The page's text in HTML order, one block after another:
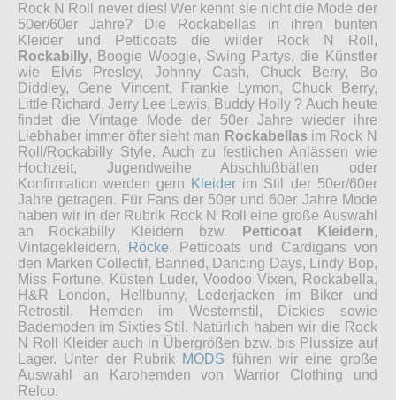
Rock N Roll never dies! Wer kennt sie nicht die Mode der
50er/60er Jahre? Die Rockabellas in ihren bunten
Kleider und Petticoats die wilder Rock N Roll,
Rockabilly, Boogie Woogie, Swing Partys, die Künstler
wie Elvis Presley, Johnny Cash, Chuck Berry, Bo
Diddley, Gene Vincent, Frankie Lymon, Chuck Berry,
Little Richard, Jerry Lee Lewis, Buddy Holly ? Auch heute
findet die Vintage Mode der 50er Jahre wieder ihre
Liebhaber immer öfter sieht man Rockabellas im Rock N
Roll/Rockabilly Style. Auch zu festlichen Anlässen wie
Hochzeit, Jugendweihe Abschlußbällen oder
Konfirmation werden gern
Kleider im Stil der 50er/60er
Jahre getragen. Für Fans der 50er und 60er Jahre Mode
haben wir in der Rubrik Rock N Roll eine große Auswahl
an Rockabilly Kleidern bzw.
Petticoat Kleidern,
Vintagekleidern,
Röcke, Petticoats und Cardigans von
den Marken Collectif, Banned, Dancing Days, Lindy Bop,
Miss Fortune, Küsten Luder, Voodoo Vixen, Rockabella,
H&R London, Hellbunny, Lederjacken im Biker und
Retrostil, Hemden im Westernstil, Dickies sowie
Bademoden im Sixties Stil. Natürlich haben wir die Rock
N Roll Kleider auch in Übergrößen bzw. bis Plussize auf
Lager. Unter der Rubrik MODS führen wir eine große
Auswahl an Karohemden von Warrior Clothing und
Relco.